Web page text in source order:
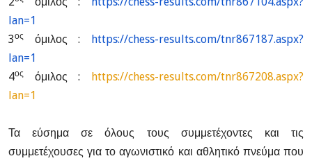
lan=1
3οςόμιλος :
https://chess-results.com/tnr867187.aspx?
lan=1
4οςόμιλος :
https://chess-results.com/tnr867208.aspx?
lan=1
Τα εύσημα σε όλους τους συμμετέχοντες και τις
συμμετέχουσες για το αγωνιστικό και αθλητικό πνεύμα που